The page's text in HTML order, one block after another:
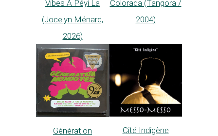
Vibes A Péyi La
(Jocelyn Ménard,
2026)
Colorada (Tangora /
2004)
Génération
Cité Indigène